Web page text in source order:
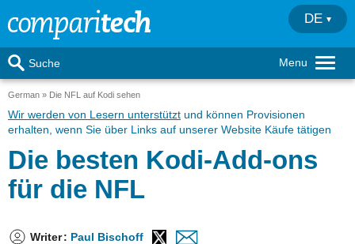
Menu
Suche
DE
German Die NFL auf Kodi sehen
Wir werden von Lesern unterstützt und können Provisionen
erhalten, wenn Sie über Links auf unserer Website Käufe tätigen
Die besten Kodi-Add-ons
für die NFL
Writer: Paul Bischoff